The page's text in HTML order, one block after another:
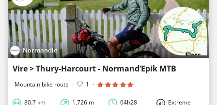
Normandië
Vire > Thury-Harcourt - Normand’Epik MTB
Mountain bike route · 1 ·
80.7 km 1,726 m 04h28 Extreme